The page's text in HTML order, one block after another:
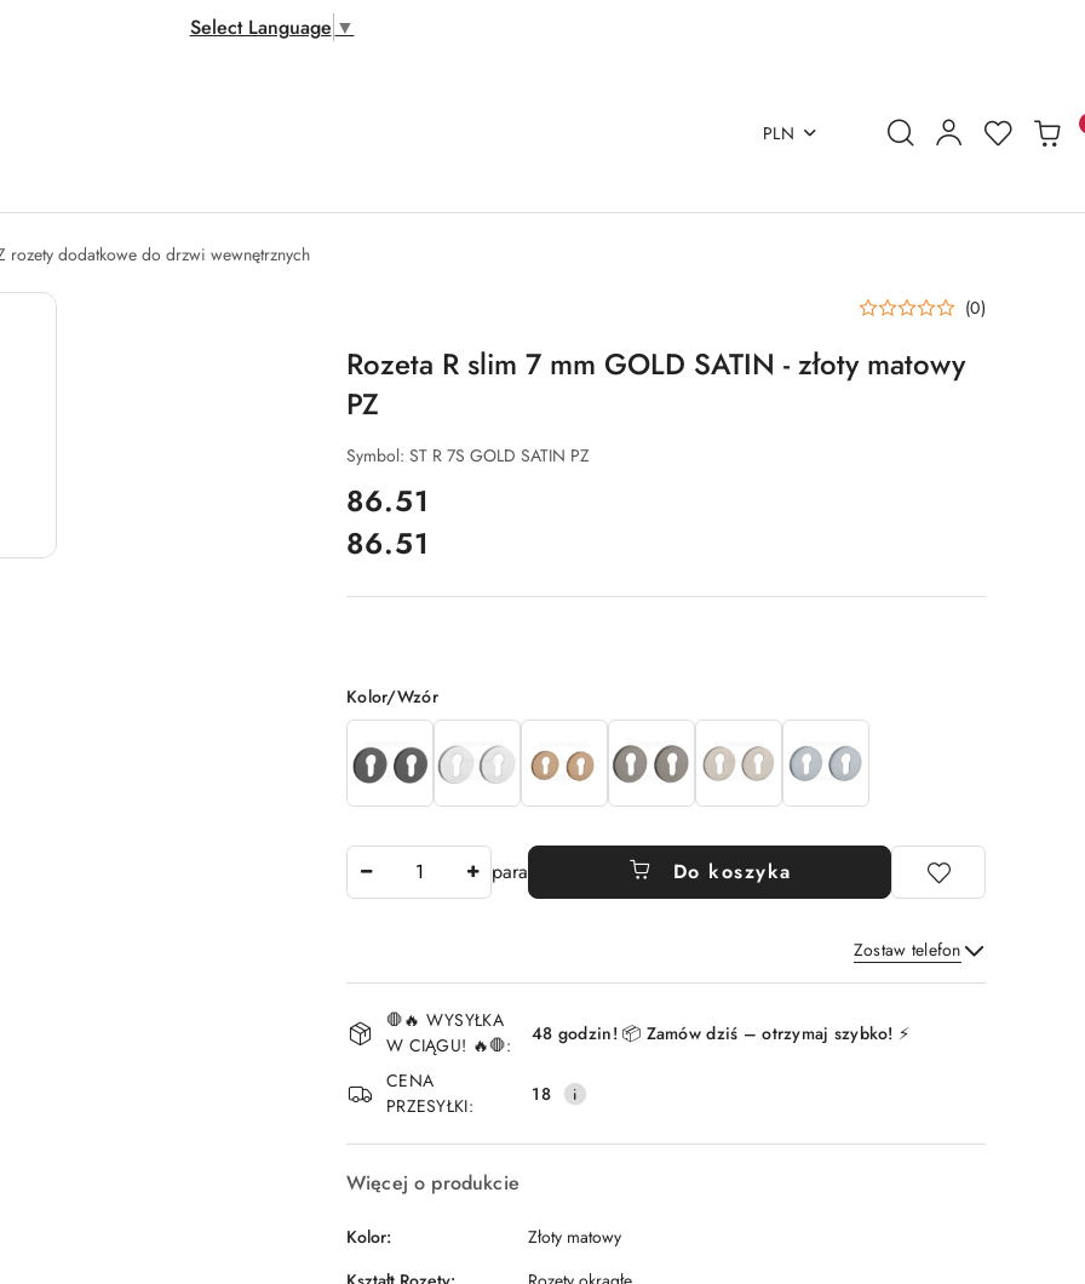
Select Language ▼
PLN
rozety dodatkowe do drzwi wewnętrznych
(0)
Rozeta R slim 7 mm GOLD SATIN - złoty matowy
PZ
Symbol: ST R 7S GOLD SATIN PZ
cena:
86.51
Cena:
86.51
Wariant
Kolor/Wzór
para Do koszyka
Zostaw telefon
Wyślij
Dostępność
i
dostawa
🛑🔥 WYSYŁKA
W CIĄGU! 🔥🛑:
48 godzin! 📦 Zamów dziś – otrzymaj szybko! ⚡
CENA
PRZESYŁKI:
18
Więcej o produkcie
Kolor:
Złoty matowy